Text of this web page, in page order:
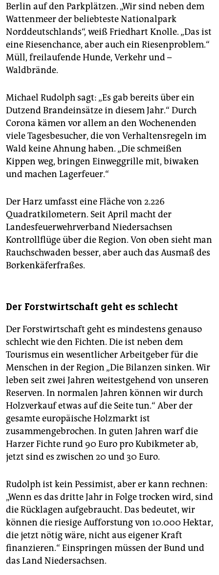
Berlin auf den Parkplätzen. „Wir sind neben dem
Wattenmeer der beliebteste Nationalpark
Norddeutschlands“, weiß Friedhart Knolle. „Das ist
eine Riesenchance, aber auch ein Riesenproblem.“
Müll, freilaufende Hunde, Verkehr und –
Waldbrände.
Michael Rudolph sagt: „Es gab bereits über ein
Dutzend Brandeinsätze in diesem Jahr.“ Durch
Corona kämen vor allem an den Wochenenden
viele Tagesbesucher, die von Verhaltensregeln im
Wald keine Ahnung haben. „Die schmeißen
Kippen weg, bringen Einweggrille mit, biwaken
und machen Lagerfeuer.“
Der Harz umfasst eine Fläche von 2.226
Quadratkilometern. Seit April macht der
Landesfeuerwehrverband Niedersachsen
Kontrollflüge über die Region. Von oben sieht man
Rauchschwaden besser, aber auch das Ausmaß des
Borkenkäferfraßes.
Der Forstwirtschaft geht es schlecht
Der Forstwirtschaft geht es mindestens genauso
schlecht wie den Fichten. Die ist neben dem
Tourismus ein wesentlicher Arbeitgeber für die
Menschen in der Region „Die Bilanzen sinken. Wir
leben seit zwei Jahren weitestgehend von unseren
Reserven. In normalen Jahren können wir durch
Holzverkauf etwas auf die Seite tun.“ Aber der
gesamte europäische Holzmarkt ist
zusammengebrochen. In guten Jahren warf die
Harzer Fichte rund 90 Euro pro Kubikmeter ab,
jetzt sind es zwischen 20 und 30 Euro.
Rudolph ist kein Pessimist, aber er kann rechnen:
„Wenn es das dritte Jahr in Folge trocken wird, sind
die Rücklagen aufgebraucht. Das bedeutet, wir
können die riesige Aufforstung von 10.000 Hektar,
die jetzt nötig wäre, nicht aus eigener Kraft
finanzieren.“ Einspringen müssen der Bund und
das Land Niedersachsen.